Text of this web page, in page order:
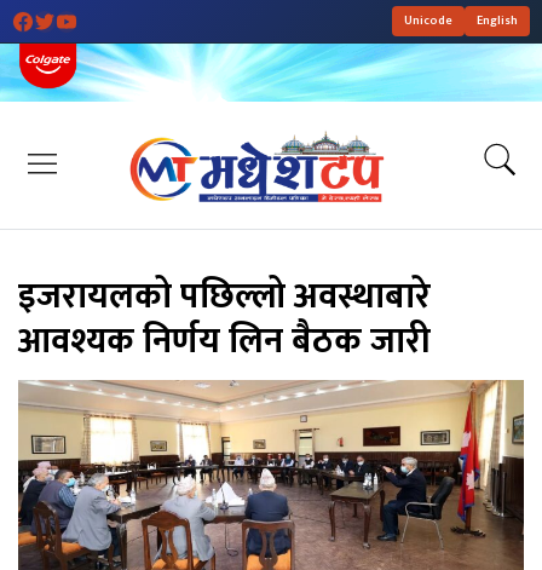
Unicode English
इजरायलको पछिल्लो अवस्थाबारे
आवश्यक निर्णय लिन बैठक जारी